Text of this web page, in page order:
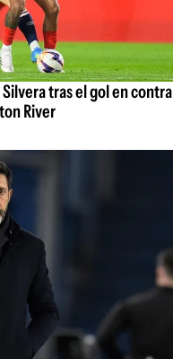
tras el gol en contra
River